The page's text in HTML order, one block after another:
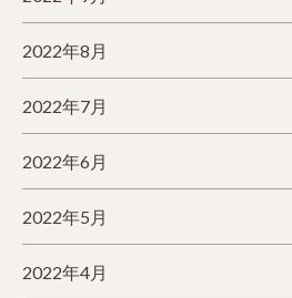
2022年8月
2022年7月
2022年6月
2022年5月
2022年4月